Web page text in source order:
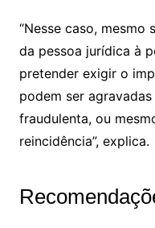
“Nesse caso, mesmo
da pessoa jurídica à
pretender exigir o
podem ser
fraudulenta, ou
reincidência”, explica.